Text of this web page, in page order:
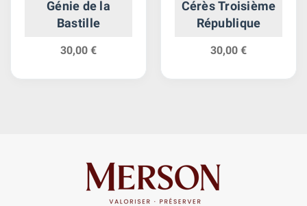
Génie de la
Bastille
30,00 €
Cérès Troisième
République
30,00 €